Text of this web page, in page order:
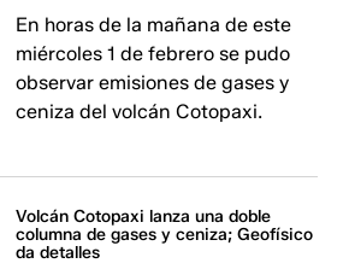
En horas de la mañana de este
miércoles 1 de febrero se pudo
observar emisiones de gases y
ceniza del volcán Cotopaxi.
Volcán Cotopaxi lanza una doble
columna de gases y ceniza; Geofísico
da detalles